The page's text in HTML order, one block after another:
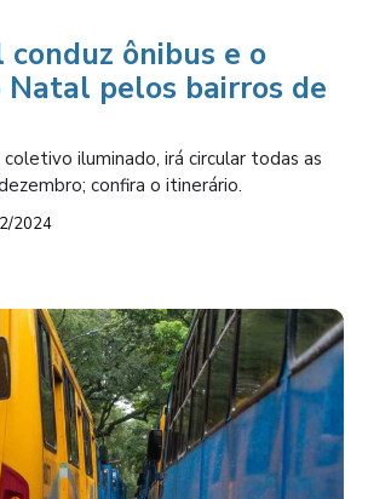
conduz ônibus e o
pelos bairros de
iluminado, irá circular todas as
confira o itinerário.
2024